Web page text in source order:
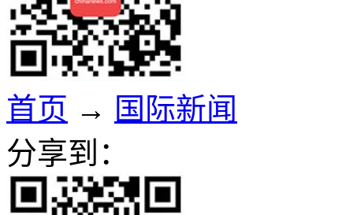
首页 → 国际新闻
分享到：